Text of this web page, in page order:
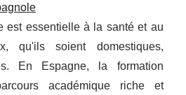
est essentielle à la santé et au
qu'ils soient domestiques,
En Espagne, la formation
académique riche et